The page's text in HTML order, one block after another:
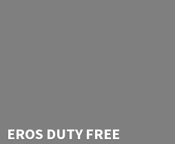
EROS DUTY FREE